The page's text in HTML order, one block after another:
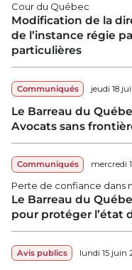
Cour du Québec
Modification de la
de l’instance régie
particulières
Communiqués jeudi 18
Le Barreau du
Avocats sans
Communiqués mercredi
Perte de confiance dans
Le Barreau du
pour protéger l’état
Avis publics lundi 15 juin